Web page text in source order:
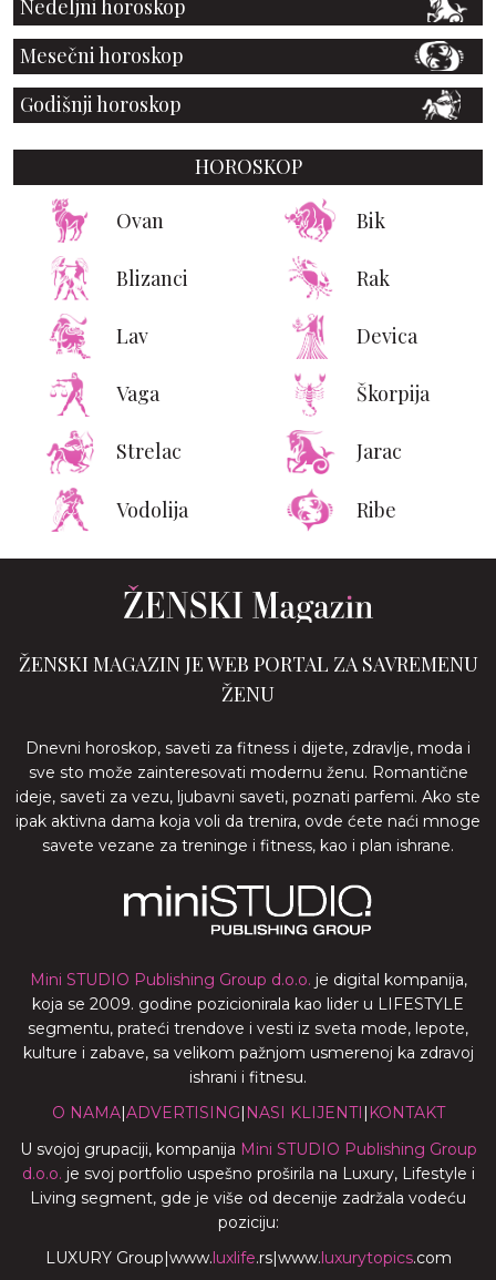
Nedeljni horoskop
Mesečni horoskop
Godišnji horoskop
HOROSKOP
Ovan Bik
Blizanci Rak
Lav Devica
Vaga Škorpija
Strelac Jarac
Vodolija Ribe
ŽENSKI MAGAZIN JE WEB PORTAL ZA SAVREMENU
ŽENU
Dnevni horoskop, saveti za fitness i dijete, zdravlje, moda i
sve sto može zainteresovati modernu ženu. Romantične
ideje, saveti za vezu, ljubavni saveti, poznati parfemi. Ako ste
ipak aktivna dama koja voli da trenira, ovde ćete naći mnoge
savete vezane za treninge i fitness, kao i plan ishrane.
Mini STUDIO Publishing Group d.o.o. je digital kompanija,
koja se 2009. godine pozicionirala kao lider u LIFESTYLE
segmentu, prateći trendove i vesti iz sveta mode, lepote,
kulture i zabave, sa velikom pažnjom usmerenoj ka zdravoj
ishrani i fitnesu.
O NAMA|ADVERTISING| NASI KLIJENTI | KONTAKT
U svojoj grupaciji, kompanija Mini STUDIO Publishing Group
d.o.o. je svoj portfolio uspešno proširila na Luxury, Lifestyle i
Living segment, gde je više od decenije zadržala vodeću
poziciju:
LUXURY Group|www.luxlife.rs|www.luxurytopics.com